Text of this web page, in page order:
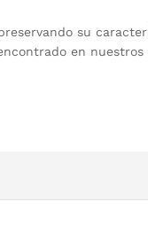
su
en